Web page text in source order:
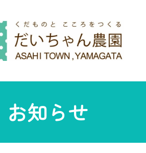
お知らせ